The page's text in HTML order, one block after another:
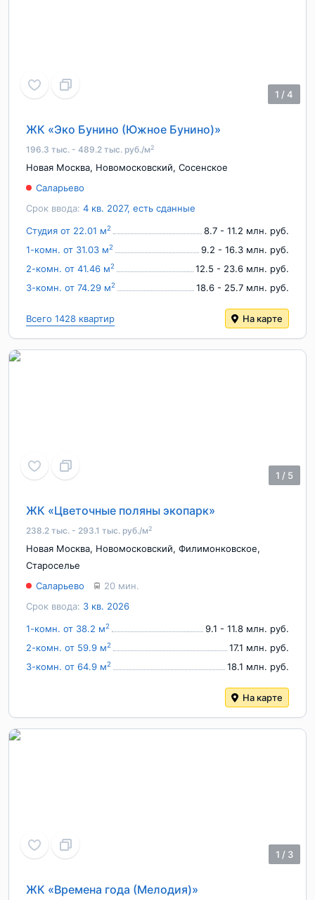
1 /4
ЖК «Эко Бунино (Южное Бунино)»
196.3 тыс. - 489.2 тыс. руб./м2
Новая Москва, Новомосковский, Сосенское
Срок ввода: 4 кв. 2027, есть сданные
Саларьево
Студия от 22.01 м2
8.7 - 11.2 млн. руб.
1-комн. от 31.03 м2
9.2 - 16.3 млн. руб.
2-комн. от 41.46 м2
12.5 - 23.6 млн. руб.
3-комн. от 74.29 м2 18.6 - 25.7 млн. руб.
Всего 1428 квартир На карте
1 / 5
ЖК «Цветочные поляны экопарк»
238.2 тыс. - 293.1 тыс. руб./м2
Новая Москва, Новомосковский, Филимонковское,
Староселье
Срок ввода: 3 кв. 2026
Саларьево 20 мин.
1-комн. от 38.2 м2
9.1 - 11.8 млн. руб.
2-комн. от 59.9 м2
17.1 млн. руб.
3-комн. от 64.9 м2 18.1 млн. руб.
На карте
1 / 3
ЖК «Времена года (Мелодия)»